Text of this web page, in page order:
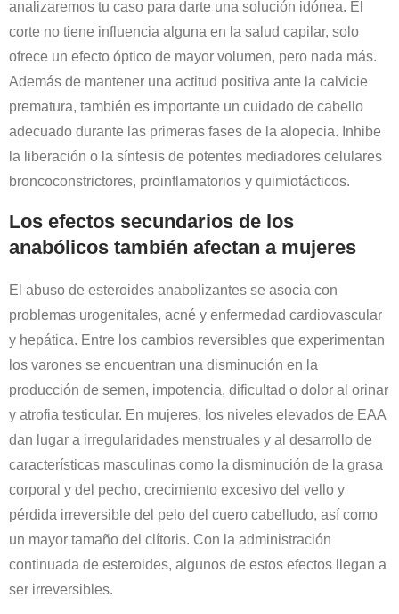
analizaremos tu caso para darte una solución idónea. El
corte no tiene influencia alguna en la salud capilar, solo
ofrece un efecto óptico de mayor volumen, pero nada más.
Además de mantener una actitud positiva ante la calvicie
prematura, también es importante un cuidado de cabello
adecuado durante las primeras fases de la alopecia. Inhibe
la liberación o la síntesis de potentes mediadores celulares
broncoconstrictores, proinflamatorios y quimiotácticos.
Los efectos secundarios de los
anabólicos también afectan a mujeres
El abuso de esteroides anabolizantes se asocia con
problemas urogenitales, acné y enfermedad cardiovascular
y hepática. Entre los cambios reversibles que experimentan
los varones se encuentran una disminución en la
producción de semen, impotencia, dificultad o dolor al orinar
y atrofia testicular. En mujeres, los niveles elevados de EAA
dan lugar a irregularidades menstruales y al desarrollo de
características masculinas como la disminución de la grasa
corporal y del pecho, crecimiento excesivo del vello y
pérdida irreversible del pelo del cuero cabelludo, así como
un mayor tamaño del clítoris. Con la administración
continuada de esteroides, algunos de estos efectos llegan a
ser irreversibles.